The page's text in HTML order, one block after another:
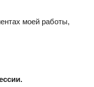
моей работы,